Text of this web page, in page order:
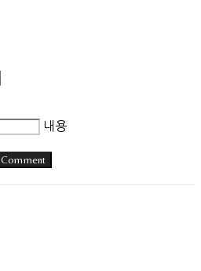
내용
Comment